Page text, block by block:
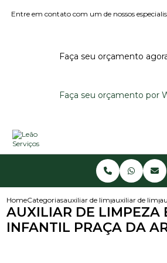
Entre em contato com um de nossos
Faça seu orçamento
Faça seu orçamento por
HomeCategoriasauxiliar de limpezaauxiliar de
AUXILIAR DE LIMPEZA
INFANTIL PRAÇA DA